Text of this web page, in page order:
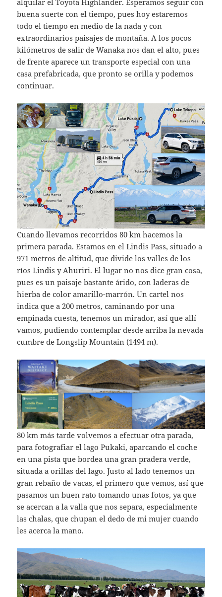
buena suerte con el tiempo, pues hoy estaremos
todo el tiempo en medio de la nada y con
extraordinarios paisajes de montaña. A los pocos
kilómetros de salir de Wanaka nos dan el alto, pues
de frente aparece un transporte especial con una
casa prefabricada, que pronto se orilla y podemos
continuar.
Cuando llevamos recorridos 80 km hacemos la
primera parada. Estamos en el Lindis Pass, situado a
971 metros de altitud, que divide los valles de los
ríos Lindis y Ahuriri. El lugar no nos dice gran cosa,
pues es un paisaje bastante árido, con laderas de
hierba de color amarillo-marrón. Un cartel nos
indica que a 200 metros, caminando por una
empinada cuesta, tenemos un mirador, así que allí
vamos, pudiendo contemplar desde arriba la nevada
cumbre de Longslip Mountain (1494 m).
80 km más tarde volvemos a efectuar otra parada,
para fotografiar el lago Pukaki, aparcando el coche
en una pista que bordea una gran pradera verde,
situada a orillas del lago. Justo al lado tenemos un
gran rebaño de vacas, el primero que vemos, así que
pasamos un buen rato tomando unas fotos, ya que
se acercan a la valla que nos separa, especialmente
las chalas, que chupan el dedo de mi mujer cuando
les acerca la mano.